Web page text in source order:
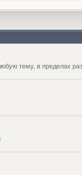
тему, в пределах